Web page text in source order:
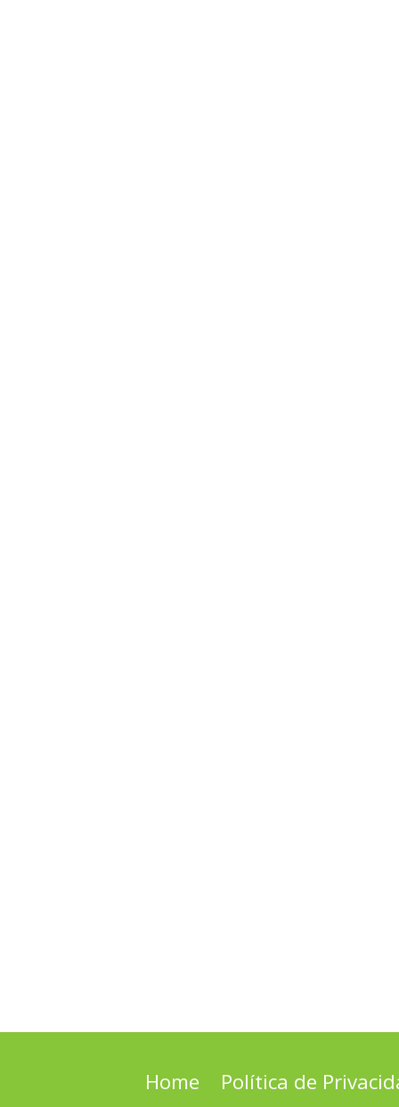
Home Política de